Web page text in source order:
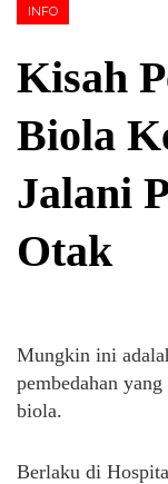
INFO
Kisah
Biola
Jalani
Otak
Mungkin ini
pembedahan
biola.
Berlaku di